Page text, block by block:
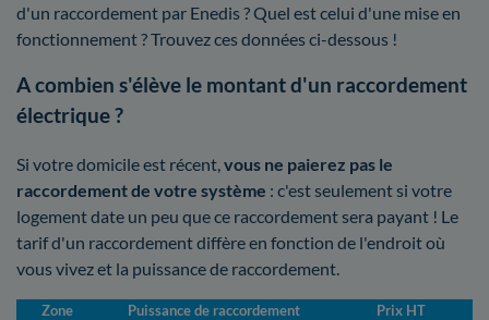
d'un raccordement par Enedis ? Quel est celui d'une mise en
fonctionnement ? Trouvez ces données ci-dessous !
A combien s'élève le montant d'un raccordement
électrique ?
Si votre domicile est récent,vous ne paierez pas le
raccordement de votre système : c'est seulement si votre
logement date un peu que ce raccordement sera payant ! Le
tarif d'un raccordement diffère en fonction de l'endroit où
vous vivez et la puissance de raccordement.
Zone Puissance de raccordement Prix HT